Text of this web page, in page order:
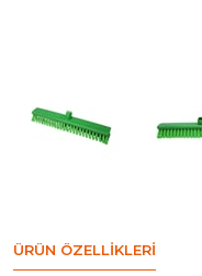
ÜRÜN ÖZELLIKLERI